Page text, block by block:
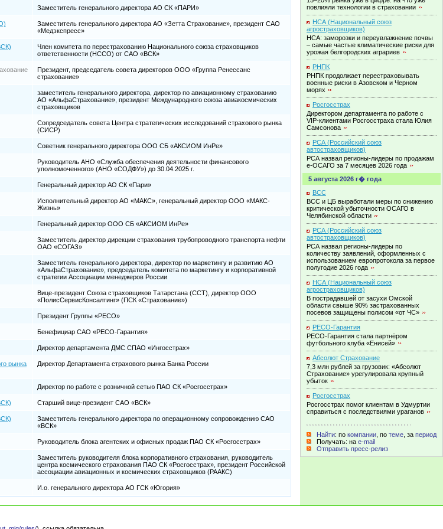
Заместитель генерального директора АО СК «ПАРИ»
Заместитель генерального директора АО «Зетта Страхование», президент САО
«Медэкспресс»
Член комитета по перестрахованию Национального союза страховщиков
ответственности (НССО) от САО «ВСК»
Президент, председатель совета директоров ООО «Группа Ренессанс
страхование»
заместитель генерального директора, директор по авиационному страхованию
АО «АльфаСтрахование», президент Международного союза авиакосмических
страховщиков
Сопредседатель совета Центра стратегических исследований страхового рынка
(СИСР)
Советник генерального директора ООО СБ «АКСИОМ ИнРе»
Руководитель АНО «Служба обеспечения деятельности финансового
уполномоченного» (АНО «СОДФУ») до 30.04.2025 г.
Генеральный директор АО СК «Пари»
Исполнительный директор АО «МАКС», генеральный директор ООО «МАКС-
Жизнь»
Генеральный директор ООО СБ «АКСИОМ ИнРе»
Заместитель директор дирекции страхования трубопроводного транспорта нефти
ОАО «СОГАЗ»
Заместитель генерального директора, директор по маркетингу и развитию АО
«АльфаСтрахование», председатель комитета по маркетингу и корпоративной
стратегии Ассоциации менеджеров России
Вице-президент Союза страховщиков Татарстана (ССТ), директор ООО
«ПолисСервисКонсалтинг» (ПСК «Страхование»)
Президент Группы «РЕСО»
Бенефициар САО «РЕСО-Гарантия»
Директор департамента ДМС СПАО «Ингосстрах»
рынка
Директор Департамента страхового рынка Банка России
Директор по работе с розничной сетью ПАО СК «Росгосстрах»
Старший вице-президент САО «ВСК»
Заместитель генерального директора по операционному сопровождению САО
«ВСК»
Руководитель блока агентских и офисных продаж ПАО СК «Росгосстрах»
Заместитель руководителя блока корпоративного страхования, руководитель
центра космического страхования ПАО СК «Росгосстрах», президент Российской
ассоциации авиационных и космических страховщиков (РААКС)
И.о. генерального директора АО ГСК «Югория»
повлияли технологии в страховании
НСА (Национальный союз
агростраховщиков)
НСА: заморозки и переувлажнение почвы
– самые частые климатические риски для
урожая белгородских аграриев
РНПК
РНПК продолжает перестраховывать
военные риски в Азовском и Черном
морях
Росгосстрах
Директором департамента по работе с
VIP-клиентами Росгосстраха стала Юлия
Самсонова
РСА (Российский союз
автостраховщиков)
РСА назвал регионы-лидеры по продажам
е-ОСАГО за 7 месяцев 2026 года
5 августа 2026 г� года
ВСС
ВСС и ЦБ выработали меры по снижению
критической убыточности ОСАГО в
Челябинской области
РСА (Российский союз
автостраховщиков)
РСА назвал регионы-лидеры по
количеству заявлений, оформленных с
использованием европротокола за первое
полугодие 2026 года
НСА (Национальный союз
агростраховщиков)
В пострадавшей от засухи Омской
области свыше 90% застрахованных
посевов защищены полисом «от ЧС»
РЕСО-Гарантия
РЕСО-Гарантия стала партнёром
футбольного клуба «Енисей»
Абсолют Страхование
7,3 млн рублей за грузовик: «Абсолют
Страхование» урегулировала крупный
убыток
Росгосстрах
Росгосстрах помог клиентам в Удмуртии
справиться с последствиями ураганов
Найти: по компании , по теме , за период
Получать: на e-mail
Отправить пресс-релиз